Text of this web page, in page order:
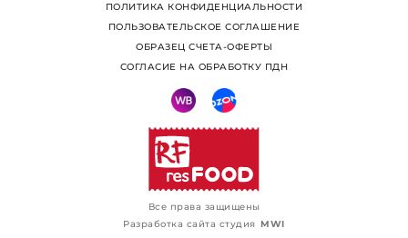
Все права защищены
Разработка сайта студияMWI
ПОЛИТИКА КОНФИДЕНЦИАЛЬНОСТИ
ПОЛЬЗОВАТЕЛЬСКОЕ СОГЛАШЕНИЕ
ОБРАЗЕЦ СЧЕТА-ОФЕРТЫ
СОГЛАСИЕ НА ОБРАБОТКУ ПДН